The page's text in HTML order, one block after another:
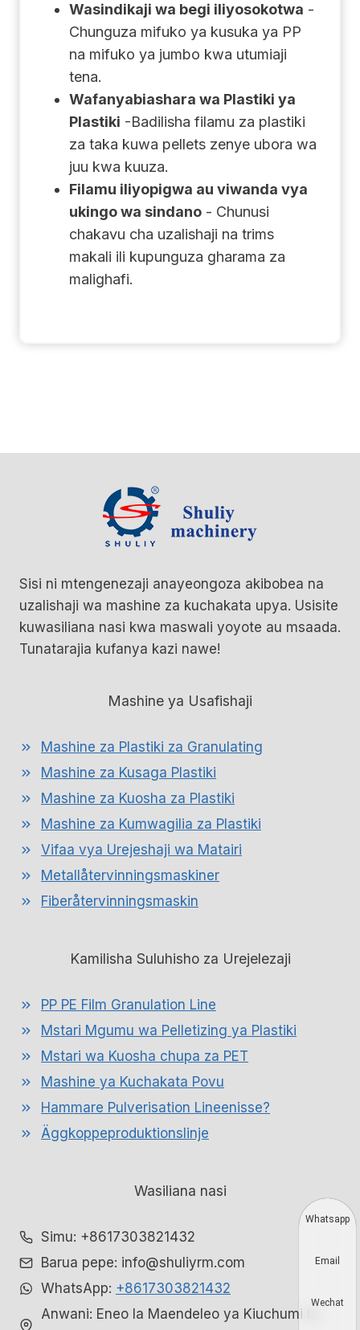
Wasindikaji wa begi iliyosokotwa -
Chunguza mifuko ya kusuka ya PP
na mifuko ya jumbo kwa utumiaji
tena.
Wafanyabiashara wa Plastiki ya
Plastiki -Badilisha filamu za plastiki
za taka kuwa pellets zenye ubora wa
juu kwa kuuza.
Filamu iliyopigwa au viwanda vya
ukingo wa sindano - Chunusi
chakavu cha uzalishaji na trims
makali ili kupunguza gharama za
malighafi.
Sisi ni mtengenezaji anayeongoza akibobea na
uzalishaji wa mashine za kuchakata upya. Usisite
kuwasiliana nasi kwa maswali yoyote au msaada.
Tunatarajia kufanya kazi nawe!
Mashine ya Usafishaji
Mashine za Plastiki za Granulating
Mashine za Kusaga Plastiki
Mashine za Kuosha za Plastiki
Mashine za Kumwagilia za Plastiki
Vifaa vya Urejeshaji wa Matairi
Metallåtervinningsmaskiner
Fiberåtervinningsmaskin
Kamilisha Suluhisho za Urejelezaji
PP PE Film Granulation Line
Mstari Mgumu wa Pelletizing ya Plastiki
Mstari wa Kuosha chupa za PET
Mashine ya Kuchakata Povu
Hammare Pulverisation Lineenisse?
Äggkoppeproduktionslinje
Wasiliana nasi
Simu: +8617303821432
Barua pepe: info@shuliyrm.com
WhatsApp: +8617303821432
Anwani: Eneo la Maendeleo ya Kiuchumi la
Whatsapp
Email
Wechat